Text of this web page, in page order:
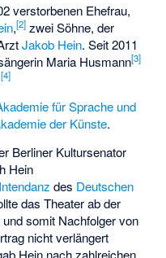
verstorbenen Ehefrau,
,[2] zwei Söhne, der
Jakob Hein. Seit 2011
Maria Husmann[3]
[4]
für Sprache und
der Künste.
Berliner Kultursenator
Hein
Intendanz des Deutschen
das Theater ab der
somit Nachfolger von
nicht verlängert
Hein nach zahlreichen